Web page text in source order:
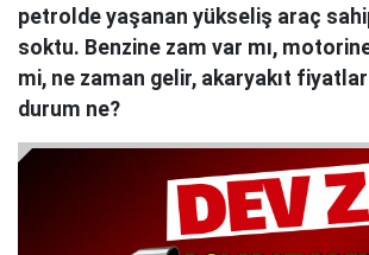
petrolde yaşanan yükseliş araç
soktu. Benzine zam var mı,
mi, ne zaman gelir, akaryakıt
durum ne?